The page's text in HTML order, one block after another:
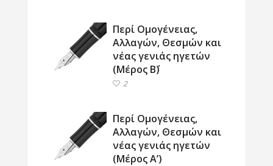
Περί Ομογένειας,
Αλλαγών, Θεσμών και
νέας γενιάς ηγετών
(Μέρος Β΄)
2
Περί Ομογένειας,
Αλλαγών, Θεσμών και
νέας γενιάς ηγετών
(Μέρος Α’)